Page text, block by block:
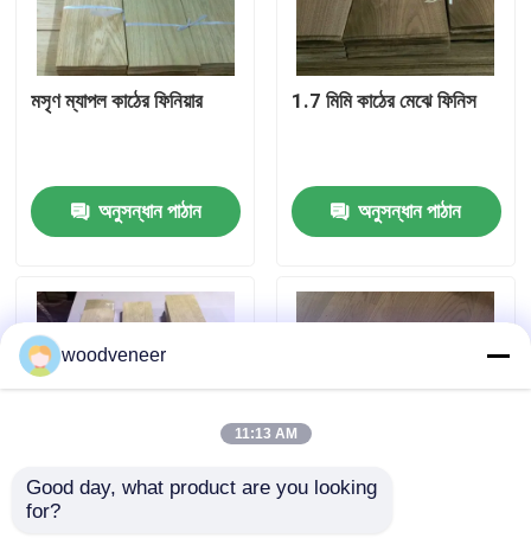
আমাদের সম্পর্কে
কারখানা ভ্রমণ
যোগাযোগ করুন
উদ্ধৃতির জন্য আবেদন
প্রাকৃতিক কাঠ ব্যহ্যাবরণ
মসৃণ ম্যাপল কাঠের ফিনিয়ার
অনুসন্ধান পাঠান
1.7 মিমি কাঠের মেঝে ফিনিস
অনুসন্ধান পাঠান
মসৃণ হোয়াইট ওক প্যানেল,
woodveneer
11:13 AM
Good day, what product are you looking
for?